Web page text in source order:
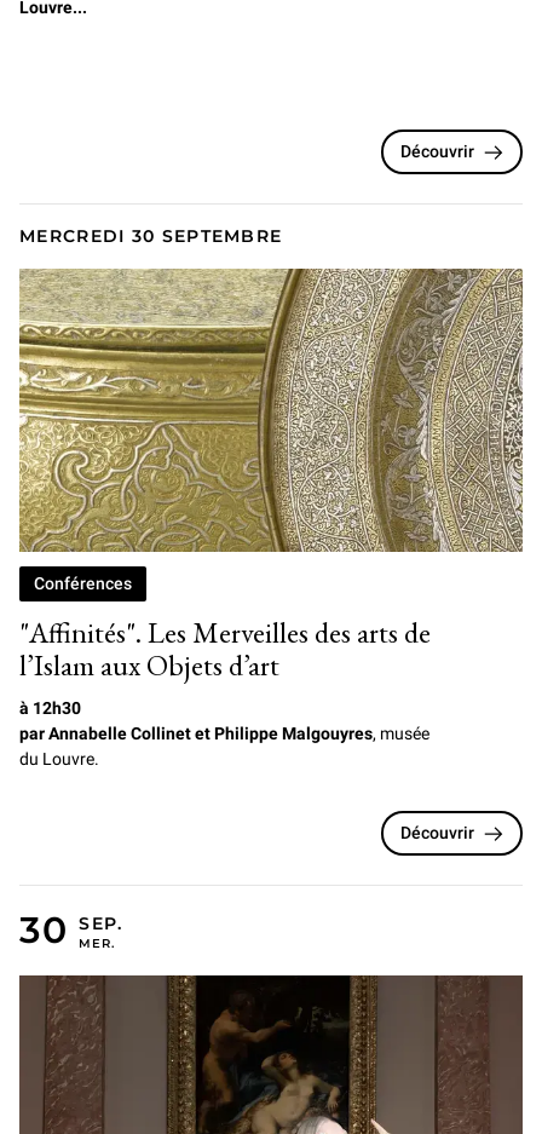
Louvre...
Découvrir
MERCREDI 30 SEPTEMBRE
"Affinités". Les Merveilles des arts de
l’Islam aux Objets d’art
Conférences
à 12h30
par Annabelle Collinet et Philippe Malgouyres, musée
du Louvre.
Découvrir